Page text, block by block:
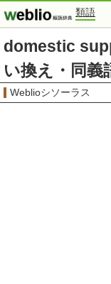
類語
domestic
い換え・同義
Weblioシソーラス